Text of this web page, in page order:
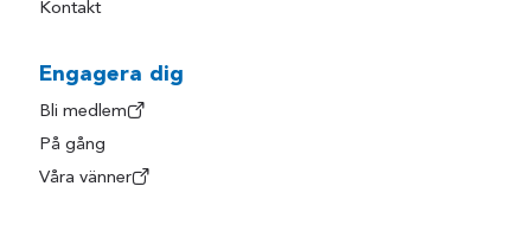
Kontakt
Engagera dig
Bli medlem
På gång
Våra vänner